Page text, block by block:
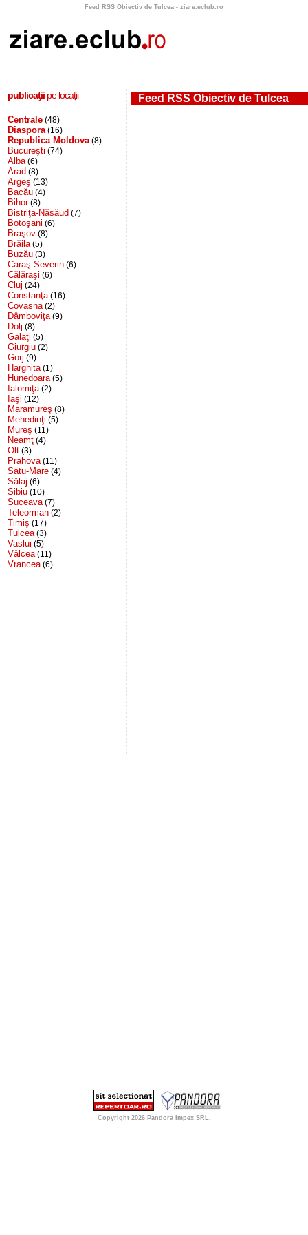
Feed RSS Obiectiv de Tulcea - ziare.eclub.ro
publicaţii pe locaţii
Centrale (48)
Diaspora (16)
Republica Moldova (8)
Bucureşti (74)
Alba (6)
Arad (8)
Argeş (13)
Bacău (4)
Bihor(8)
Bistriţa-Năsăud (7)
Botoşani (6)
Braşov (8)
Brăila (5)
Buzău (3)
Caraş-Severin (6)
Călăraşi (6)
Cluj (24)
Constanţa (16)
Covasna (2)
Dâmboviţa (9)
Dolj (8)
Galaţi (5)
Giurgiu (2)
Gorj (9)
Harghita (1)
Hunedoara (5)
Ialomiţa (2)
Iaşi (12)
Maramureş (8)
Mehedinţi (5)
Mureş (11)
Neamţ (4)
Olt (3)
Prahova (11)
Satu-Mare (4)
Sălaj (6)
Sibiu (10)
Suceava (7)
Teleorman (2)
Timiş (17)
Tulcea (3)
Vaslui (5)
Vâlcea (11)
Vrancea (6)
Feed RSS Obiectiv de Tulcea
Copyright 2026 Pandora Impex SRL.